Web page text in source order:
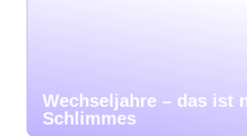
Wechseljahre – das ist
Schlimmes